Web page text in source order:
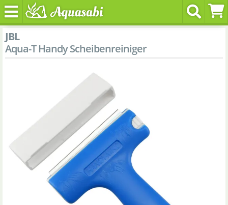
JBL
Aqua-T Handy Scheibenreiniger